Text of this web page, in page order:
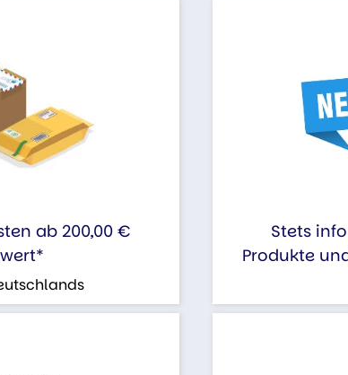
ab 200,00 €
Stets
Produkte